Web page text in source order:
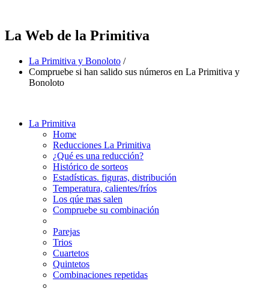
La Web de la Primitiva
La Primitiva y Bonoloto /
Compruebe si han salido sus números en La Primitiva y
Bonoloto
La Primitiva
Home
Reducciones La Primitiva
¿Qué es una reducción?
Histórico de sorteos
Estadísticas. figuras, distribución
Temperatura, calientes/fríos
Los qúe mas salen
Compruebe su combinación
Parejas
Trios
Cuartetos
Quintetos
Combinaciones repetidas